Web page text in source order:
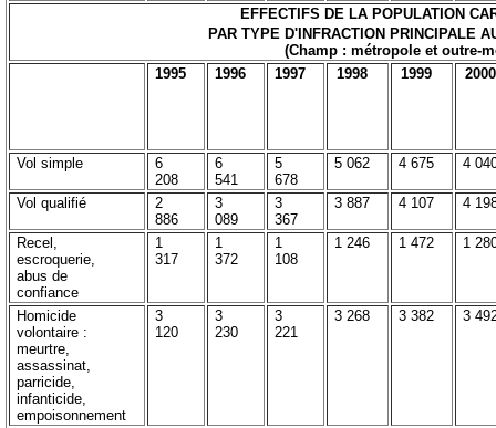
EFFECTIFS DE LA POPULATION
PAR TYPE D'INFRACTION PRINCIPALE
(Champ : métropole et outre-
1995
1996 1997 1998 1999 2000
Vol simple
6
208
6
541
5
678
5 062 4 675 4
Vol qualifié
2
886
3
089
3
367
3 887 4 107 4
Recel,
escroquerie,
abus de
confiance
1
317
1
372
1
108
1 246 1 472 1
Homicide
volontaire :
meurtre,
assassinat,
parricide,
infanticide,
empoisonnement
3
120
3
230
3
221
3 268 3 382 3